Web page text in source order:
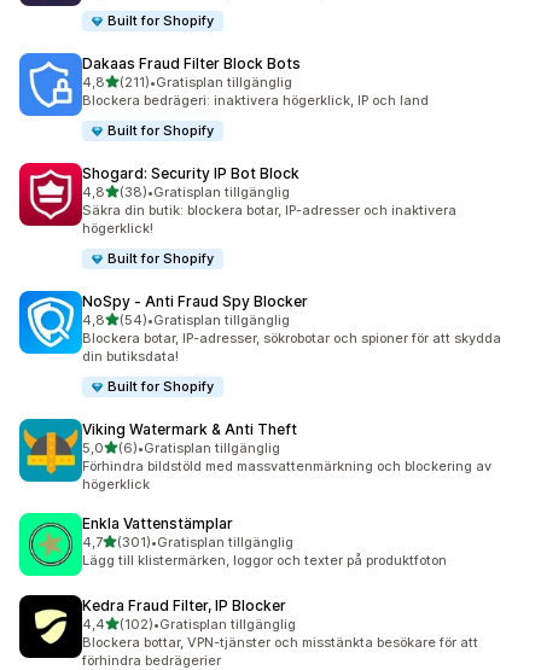
Built for Shopify
Dakaas Fraud Filter Block Bots
4,8av 5 stjärnor
(211)
211 recensioner totalt
•Gratisplan tillgänglig
Blockera bedrägeri: inaktivera högerklick, IP och land
Built for Shopify
Shogard: Security IP Bot Block
4,8av 5 stjärnor
(38)
38 recensioner totalt
•Gratisplan tillgänglig
Säkra din butik: blockera botar, IP-adresser och inaktivera
högerklick!
Built for Shopify
NoSpy ‑ Anti Fraud Spy Blocker
4,8av 5 stjärnor
(54)
54 recensioner totalt
•Gratisplan tillgänglig
Blockera botar, IP-adresser, sökrobotar och spioner för att skydda
din butiksdata!
Built for Shopify
Viking Watermark & Anti Theft
5,0av 5 stjärnor
(6)
6 recensioner totalt
•Gratisplan tillgänglig
Förhindra bildstöld med massvattenmärkning och blockering av
högerklick
Enkla Vattenstämplar
4,7av 5 stjärnor
(301)
301 recensioner totalt
•Gratisplan tillgänglig
Lägg till klistermärken, loggor och texter på produktfoton
Kedra Fraud Filter, IP Blocker
4,4av 5 stjärnor
(102)
102 recensioner totalt
•Gratisplan tillgänglig
Blockera bottar, VPN-tjänster och misstänkta besökare för att
förhindra bedrägerier